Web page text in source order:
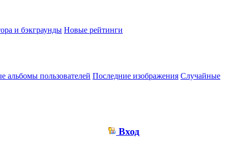
и бэкграунды Новые рейтинги
альбомы пользователей Последние изображения Случайные
Вход